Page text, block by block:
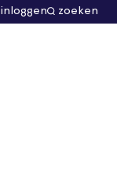
inloggen zoeken